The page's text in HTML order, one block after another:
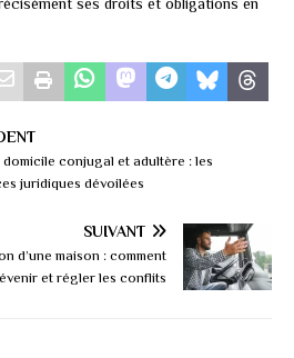
ses droits et obligations en
domicile conjugal et adultère : les
juridiques dévoilées
SUIVANT
d’une maison : comment
et régler les conflits